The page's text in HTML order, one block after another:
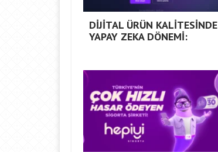
DİJİTAL ÜRÜN KALİTESİNDE
YAPAY ZEKA DÖNEMİ: